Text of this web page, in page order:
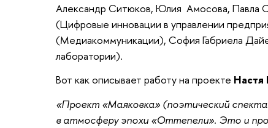
Александр Ситюков, Юлия Амосова, Павла
(Цифровые инновации в управлении
(Медиакоммуникации), София Габриела
лаборатории).
Вот как описывает работу на проекте Настя
«Проект «Маяковка» (поэтический
в атмосферу эпохи «Оттепели». Это и